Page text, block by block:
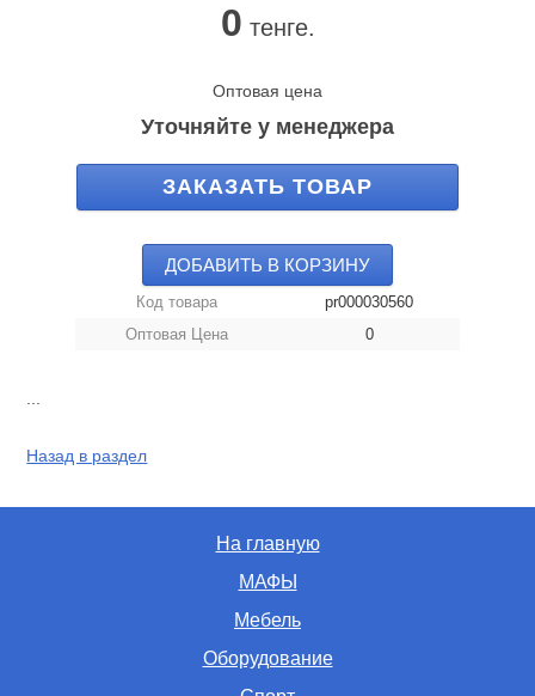
0 тенге.
Оптовая цена
Уточняйте у менеджера
ЗАКАЗАТЬ ТОВАР
ДОБАВИТЬ В КОРЗИНУ
Код товара
pr000030560
Оптовая Цена
0
Назад в раздел
На главную
МАФЫ
Мебель
Оборудование